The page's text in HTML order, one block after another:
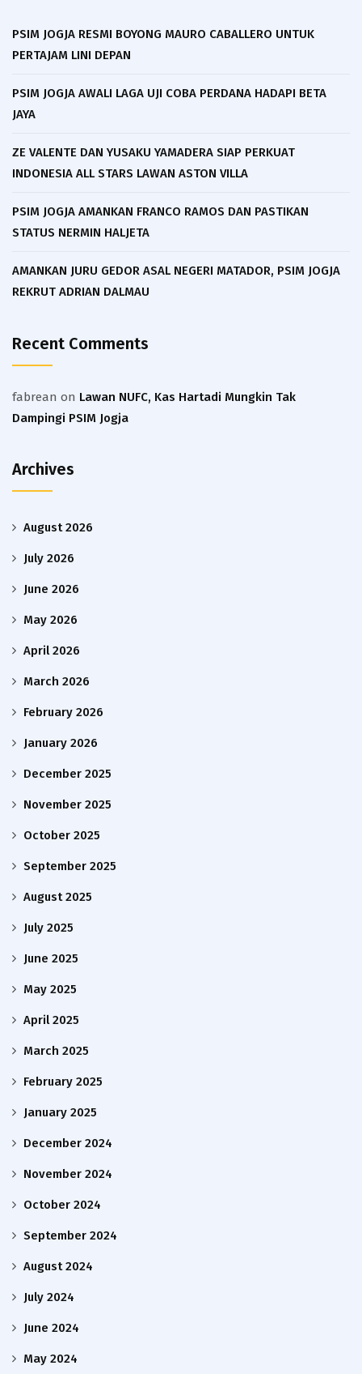
PSIM JOGJA RESMI BOYONG MAURO CABALLERO UNTUK
PERTAJAM LINI DEPAN
PSIM JOGJA AWALI LAGA UJI COBA PERDANA HADAPI BETA
JAYA
ZE VALENTE DAN YUSAKU YAMADERA SIAP PERKUAT
INDONESIA ALL STARS LAWAN ASTON VILLA
PSIM JOGJA AMANKAN FRANCO RAMOS DAN PASTIKAN
STATUS NERMIN HALJETA
AMANKAN JURU GEDOR ASAL NEGERI MATADOR, PSIM JOGJA
REKRUT ADRIAN DALMAU
Recent Comments
fabrean on Lawan NUFC, Kas Hartadi Mungkin Tak
Dampingi PSIM Jogja
Archives
August 2026
July 2026
June 2026
May 2026
April 2026
March 2026
February 2026
January 2026
December 2025
November 2025
October 2025
September 2025
August 2025
July 2025
June 2025
May 2025
April 2025
March 2025
February 2025
January 2025
December 2024
November 2024
October 2024
September 2024
August 2024
July 2024
June 2024
May 2024